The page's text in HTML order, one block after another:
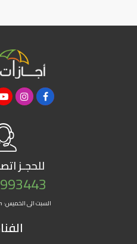
للحجـز
السبت الى الخميس: 9.00am - 5.00pm